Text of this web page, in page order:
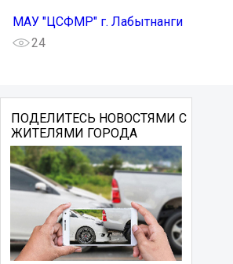
МАУ "ЦСФМР" г. Лабытнанги
24
ПОДЕЛИТЕСЬ НОВОСТЯМИ С
ЖИТЕЛЯМИ ГОРОДА